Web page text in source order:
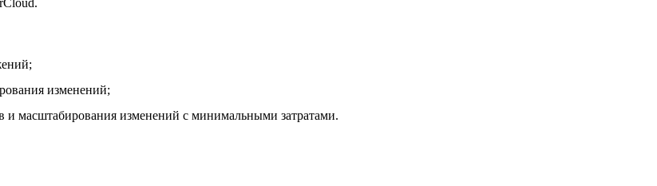
изменений;
и масштабирования изменений с минимальными затратами.